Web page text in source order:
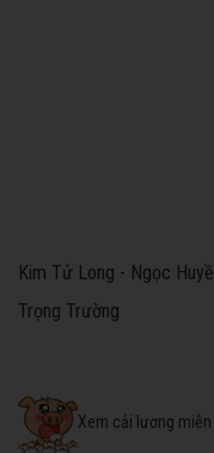
Kim Tử Long - Ngọc
Trọng Trường
Xem cải lương miễn